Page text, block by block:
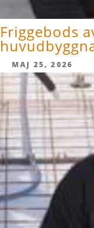
Friggebods
MAJ 25, 2026